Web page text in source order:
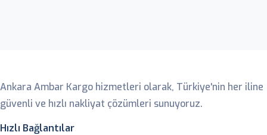
Ankara Ambar Kargo hizmetleri olarak, Türkiye'nin her iline
güvenli ve hızlı nakliyat çözümleri sunuyoruz.
Hızlı Bağlantılar